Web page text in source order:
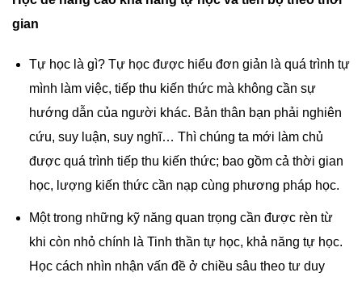
gian
Tự học là gì? Tự học được hiểu đơn giản là quá trình tự
mình làm việc, tiếp thu kiến thức mà không cần sự
hướng dẫn của người khác. Bản thân bạn phải nghiên
cứu, suy luận, suy nghĩ… Thì chúng ta mới làm chủ
được quá trình tiếp thu kiến thức; bao gồm cả thời gian
học, lượng kiến thức cần nạp cùng phương pháp học.
Một trong những kỹ năng quan trọng cần được rèn từ
khi còn nhỏ chính là Tinh thần tự học, khả năng tự học.
Học cách nhìn nhận vấn đề ở chiều sâu theo tư duy